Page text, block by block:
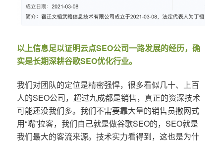
以上信息足以证明云点SEO公司一路发展的经历，确
实是长期深耕谷歌SEO优化行业。
我们对团队的定位是精密强悍，很多看似几十、上百
人的SEO公司，超过九成都是销售，真正的资深技术
可能还没我们多。我们不需要靠大量的销售员撒网式
用“嘴”拉客，我们自己就是做谷歌SEO的，SEO就是
我们最大的客流来源。技术实力看得到，这也是为什